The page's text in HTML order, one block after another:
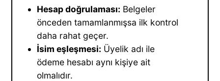
Hesap doğrulaması: Belgeler
önceden tamamlanmışsa ilk kontrol
daha rahat geçer.
İsim eşleşmesi: Üyelik adı ile
ödeme hesabı aynı kişiye ait
olmalıdır.